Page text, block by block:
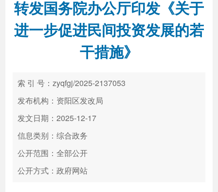
新闻中心 解读回应
高效办成一件事
转发国务院办公厅印发《关于
进一步促进民间投资发展的若
干措施》
索 引 号：zyqfgj/2025-2137053
发布机构：资阳区发改局
发文日期：2025-12-17
信息类别：综合政务
公开范围：全部公开
公开方式：政府网站